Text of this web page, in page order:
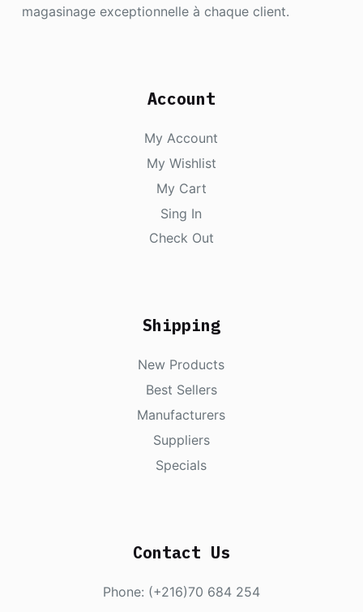
magasinage exceptionnelle à chaque client.
Account
My Account
My Wishlist
My Cart
Sing In
Check Out
Shipping
New Products
Best Sellers
Manufacturers
Suppliers
Specials
Contact Us
Phone: (+216)70 684 254